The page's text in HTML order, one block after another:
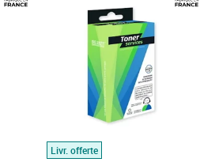
Livr. offerte